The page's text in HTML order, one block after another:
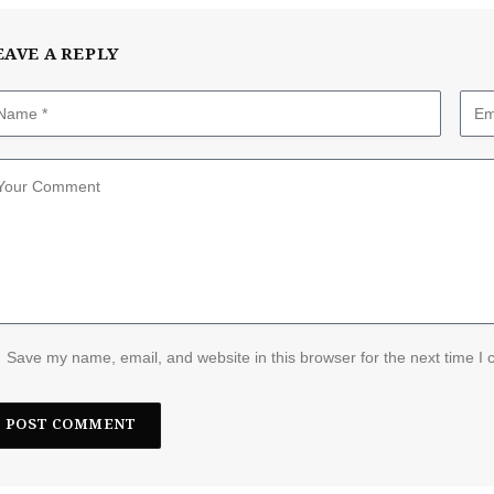
A REPLY
Save my name, email, and website in this browser for the next time I